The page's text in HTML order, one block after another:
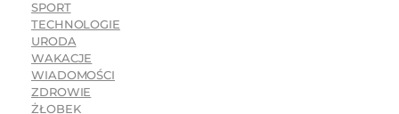
SPORT
TECHNOLOGIE
URODA
WAKACJE
WIADOMOŚCI
ZDROWIE
ŻŁOBEK